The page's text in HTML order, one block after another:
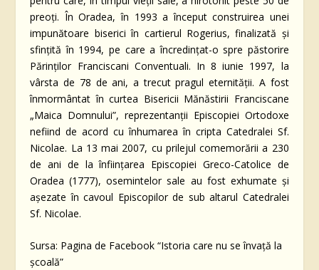
preoţi. În Oradea, în 1993 a început construirea unei
impunătoare biserici în cartierul Rogerius, finalizată şi
sfinţită în 1994, pe care a încredinţat-o spre păstorire
Părinţilor Franciscani Conventuali. In 8 iunie 1997, la
vârsta de 78 de ani, a trecut pragul eternităţii. A fost
înmormântat în curtea Bisericii Mănăstirii Franciscane
„Maica Domnului”, reprezentanţii Episcopiei Ortodoxe
nefiind de acord cu înhumarea în cripta Catedralei Sf.
Nicolae. La 13 mai 2007, cu prilejul comemorării a 230
de ani de la înfiinţarea Episcopiei Greco-Catolice de
Oradea (1777), osemintelor sale au fost exhumate şi
aşezate în cavoul Episcopilor de sub altarul Catedralei
Sf. Nicolae.
Sursa: Pagina de Facebook “Istoria care nu se învață la
școală”